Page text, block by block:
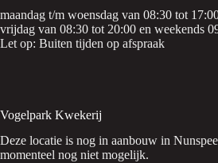
maandag t/m woensdag van 08:30 tot
vrijdag van 08:30 tot 20:00 en weekends
Let op: Buiten tijden op afspraak
Vogelpark Kwekerij
Deze locatie is nog in aanbouw in
momenteel nog niet mogelijk.